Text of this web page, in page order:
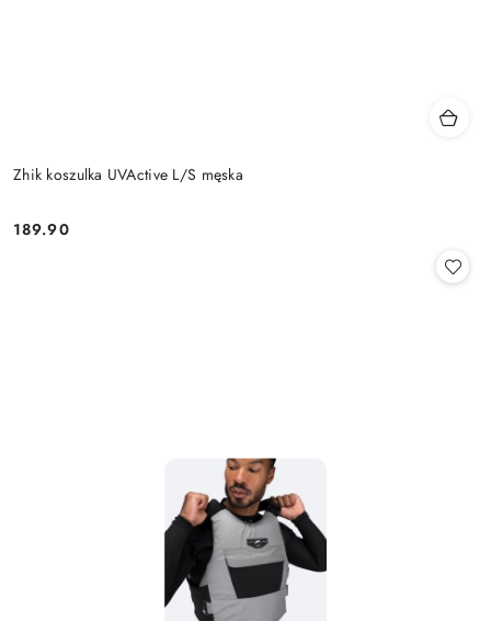
Zhik koszulka UVActive L/S męska
Cena:
189.90